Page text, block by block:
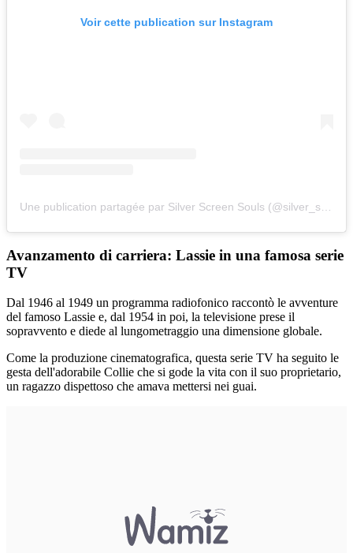
Voir cette publication sur Instagram
Avanzamento di carriera: Lassie in una famosa serie
TV
Dal 1946 al 1949 un programma radiofonico raccontò le avventure
del famoso Lassie e, dal 1954 in poi, la televisione prese il
sopravvento e diede al lungometraggio una dimensione globale.
Come la produzione cinematografica, questa serie TV ha seguito le
gesta dell'adorabile Collie che si gode la vita con il suo proprietario,
un ragazzo dispettoso che amava mettersi nei guai.